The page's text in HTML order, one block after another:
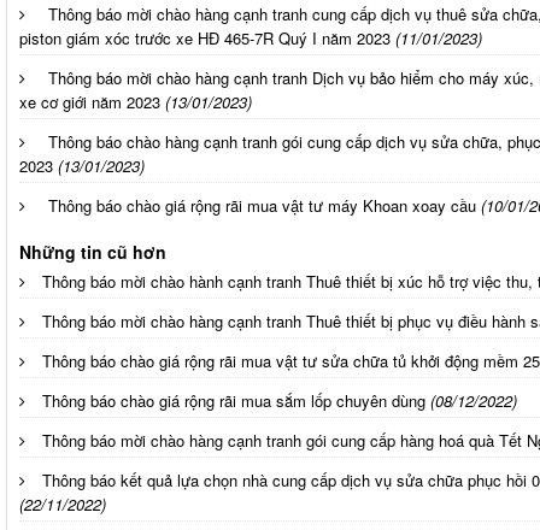
Thông báo mời chào hàng cạnh tranh cung cấp dịch vụ thuê sửa
piston giám xóc trước xe HĐ 465-7R Quý I năm 2023 (11/01/2023)
Thông báo mời chào hàng cạnh tranh Dịch vụ bảo hiểm cho máy
xe cơ giới năm 2023 (13/01/2023)
Thông báo chào hàng cạnh tranh gói cung cấp dịch vụ sửa chữa,
2023 (13/01/2023)
Thông báo chào giá rộng rãi mua vật tư máy Khoan xoay cầu (10/01/
Những tin cũ hơn
Thông báo mời chào hành cạnh tranh Thuê thiết bị xúc hỗ trợ việc thu,
Thông báo mời chào hàng cạnh tranh Thuê thiết bị phục vụ điều hành
Thông báo chào giá rộng rãi mua vật tư sửa chữa tủ khởi động mềm
Thông báo chào giá rộng rãi mua sắm lốp chuyên dùng (08/12/2022)
Thông báo mời chào hàng cạnh tranh gói cung cấp hàng hoá quà Tết
Thông báo kết quả lựa chọn nhà cung cấp dịch vụ sửa chữa phục hồi
(22/11/2022)